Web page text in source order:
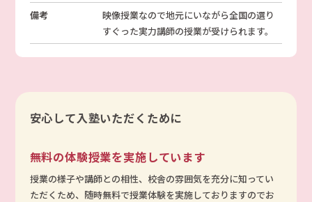
備考
映像授業なので地元にいながら全国の選り
すぐった実力講師の授業が受けられます。
安心して入塾いただくために
無料の体験授業を実施しています
授業の様子や講師との相性、校舎の雰囲気を充分に知ってい
ただくため、随時無料で授業体験を実施しておりますのでお